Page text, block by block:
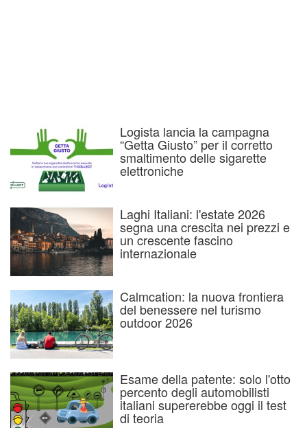
Logista lancia la campagna
“Getta Giusto” per il corretto
smaltimento delle sigarette
elettroniche
Laghi Italiani: l'estate 2026
segna una crescita nei prezzi e
un crescente fascino
internazionale
Calmcation: la nuova frontiera
del benessere nel turismo
outdoor 2026
Esame della patente: solo l'otto
percento degli automobilisti
italiani supererebbe oggi il test
di teoria